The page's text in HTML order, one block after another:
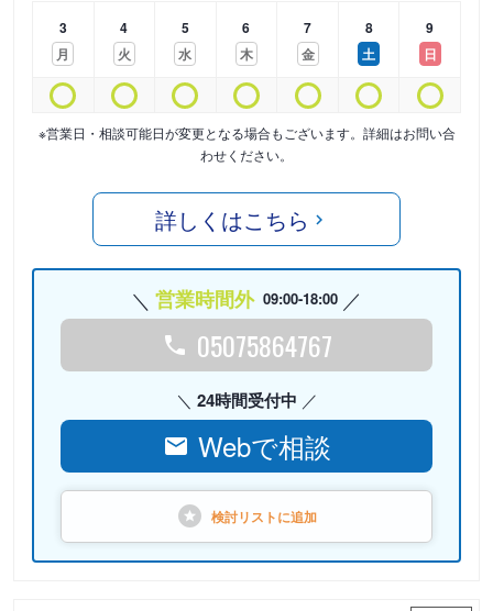
3
月
4
火
5
水
6
木
7
金
8
土
9
日
※営業日・相談可能日が変更となる場合もございます。詳細はお問い合
わせください。
詳しくはこちら
営業時間外 09:00-18:00
05075864767
24時間受付中
Webで相談
検討リストに追加